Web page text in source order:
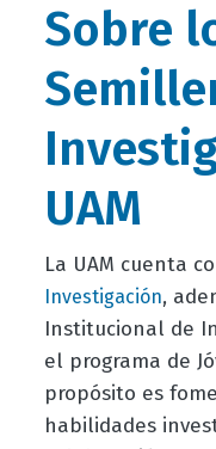
Sobre
UAM
La UAM cuenta
Investigación,
Institucional de
el programa de
propósito es
habilidades